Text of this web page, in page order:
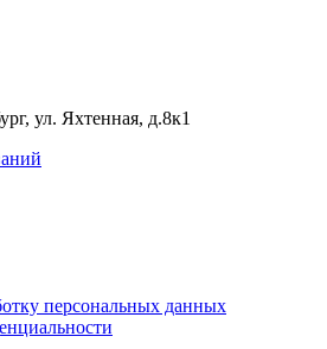
ул. Яхтенная, д.8к1
персональных данных